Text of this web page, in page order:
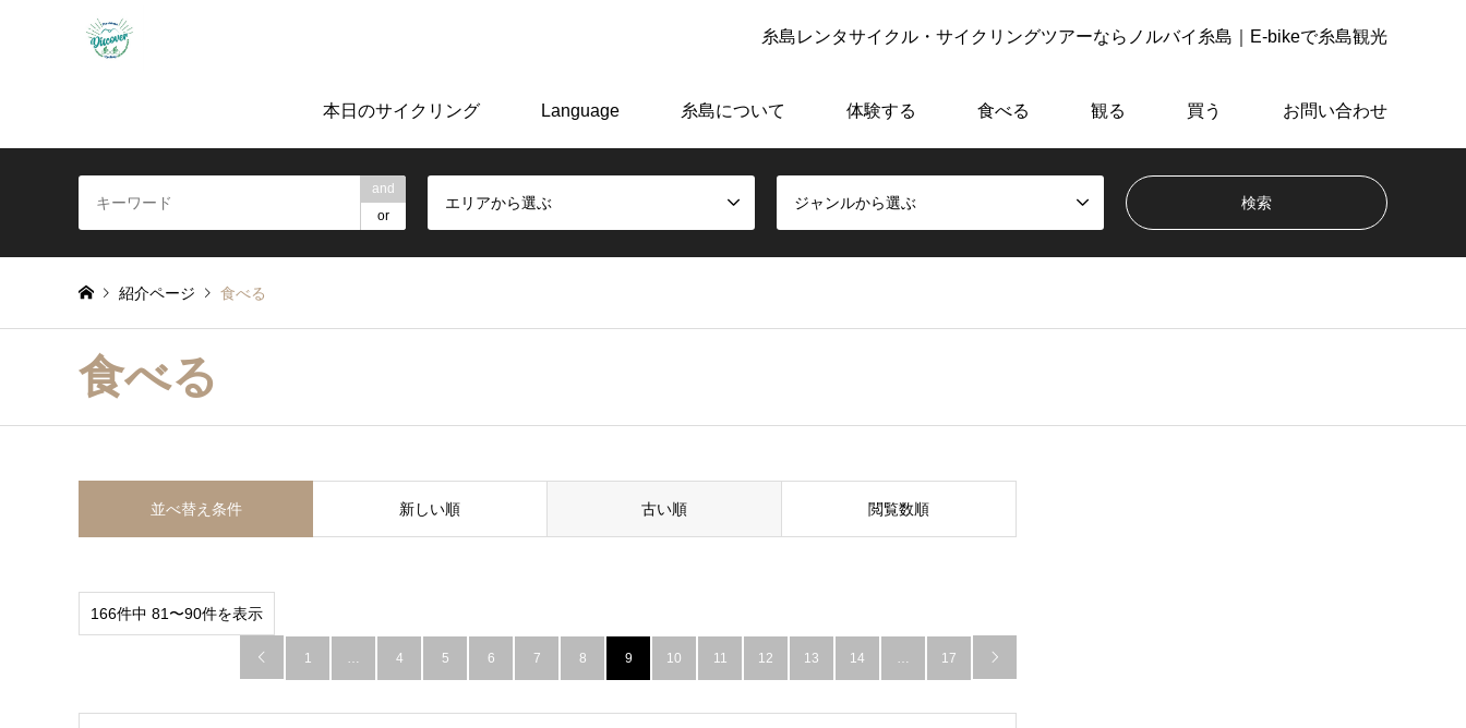
糸島レンタサイクル・サイクリングツアーならノルバイ糸島｜E-bikeで糸島観光
本日のサイクリング Language 糸島について 体験する 食べる 観る 買う お問い合わせ
and
or
エリアから選ぶ ジャンルから選ぶ
紹介ページ 食べる
食べる
並べ替え条件 新しい順 古い順 閲覧数順
166件中 81〜90件を表示
 1 … 4 5 6 7 8 9 10 11 12 13 14 … 17 